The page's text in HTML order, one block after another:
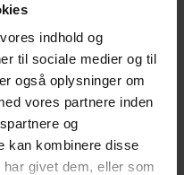
indhold og
til sociale medier og til
også oplysninger om
vores partnere inden
og
kan kombinere disse
givet dem, eller som